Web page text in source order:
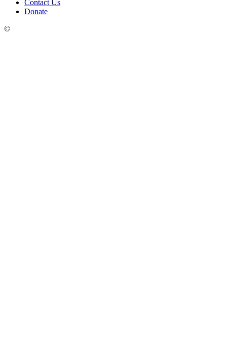
Contact Us
Donate
©